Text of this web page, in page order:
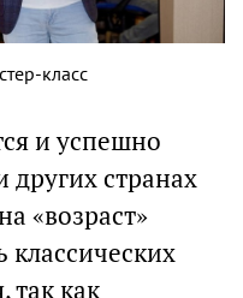
класс
и успешно
других странах
«возраст»
классических
так как